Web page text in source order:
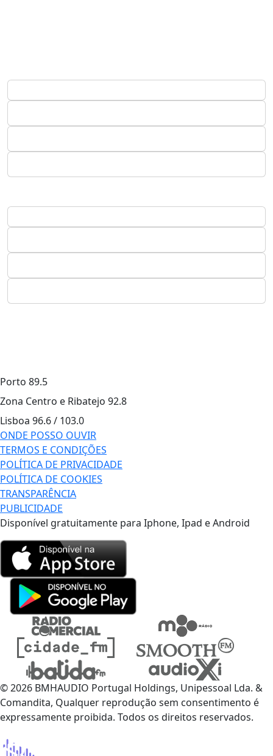
Porto 89.5
Zona Centro e Ribatejo 92.8
Lisboa 96.6 / 103.0
ONDE POSSO OUVIR
TERMOS E CONDIÇÕES
POLÍTICA DE PRIVACIDADE
POLÍTICA DE COOKIES
TRANSPARÊNCIA
PUBLICIDADE
Disponível gratuitamente para Iphone, Ipad e Android
© 2026 BMHAUDIO Portugal Holdings, Unipessoal Lda. &
Comandita, Qualquer reprodução sem consentimento é
expressamente proibida. Todos os direitos reservados.